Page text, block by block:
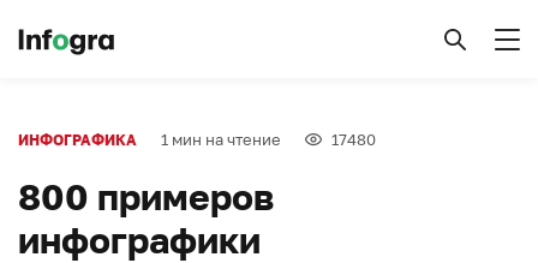
ИНФОГРАФИКА 1 мин на чтение 17480
800 примеров
инфографики